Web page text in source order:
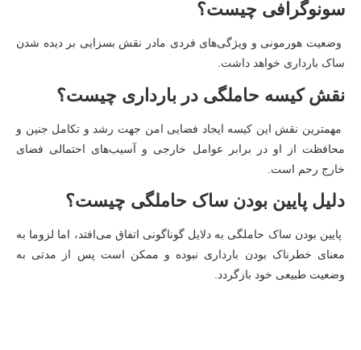
سونوگرافی چیست؟
وضعیت هورمونی و ویژگی‌های فردی مادر نقش بسزایی بر دیده شدن
ساک بارداری خواهد داشت.
نقش کیسه حاملگی در بارداری چیست؟
مهمترین نقش این کیسه ایجاد فضایی امن جهت رشد و تکامل جنین و
محافظت از او در برابر عوامل خارجی و آسیب‌های احتمالی فضای
خارج رحم است.
دلیل پایین بودن ساک حاملگی ‌چیست؟
پایین بودن ساک حاملگی به دلایل گوناگونی اتفاق می‌افتد، اما لزوما به
معنای خطرناک بودن بارداری نبوده و ممکن است پس از مدتی به
وضعیت طبیعی خود بازگردد.